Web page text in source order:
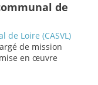
de
de Loire (CASVL)
de mission
en œuvre